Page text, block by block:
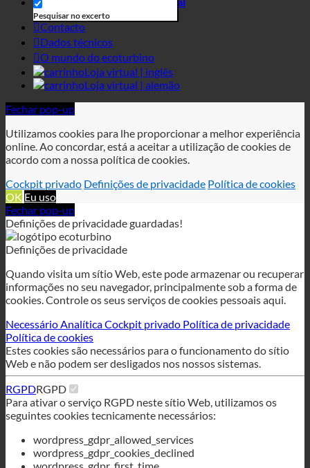
Suche im Inhalt
Pesquisar no excerto
Loja virtual
Contacto
Dados técnicos
O mundo do ecoturbino
Loja virtual | inglês
Loja virtual | alemão
Fechar pop-up
Utilizamos cookies para lhe proporcionar a melhor experiência
online. Ao concordar, está a aceitar a utilização de cookies de
acordo com a nossa política de cookies.
Cockpit privado
OKEu uso
Fechar pop-up
Definições de privacidade guardadas!
Definições de privacidade
Quando visita um sítio Web, este pode armazenar ou recuperar
informações no seu navegador, principalmente sob a forma de
cookies. Controle os seus serviços de cookies pessoais aqui.
NecessárioAnalítica Cockpit privadoPolítica de privacidade
Política de cookies
Estes cookies são necessários para o funcionamento do sítio
Web e não podem ser desligados nos nossos sistemas.
RGPDRGPD
Para ativar o serviço RGPD neste sítio Web, utilizamos os
seguintes cookies tecnicamente necessários:
wordpress_gdpr_allowed_services